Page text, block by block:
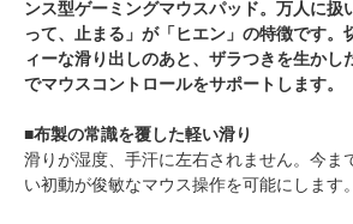
ンス型ゲーミングマウスパッド。万人に扱
って、止まる」が「ヒエン」の特徴です。
ィーな滑り出しのあと、ザラつきを生かし
でマウスコントロールをサポートします。
■布製の常識を覆した軽い滑り
滑りが湿度、手汗に左右されません。今ま
い初動が俊敏なマウス操作を可能にします。